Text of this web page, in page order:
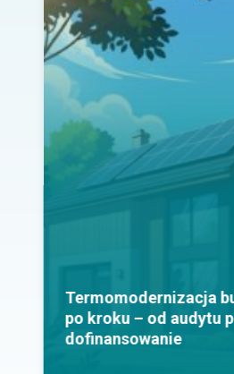
Termomodernizacja
po kroku – od audytu
dofinansowanie